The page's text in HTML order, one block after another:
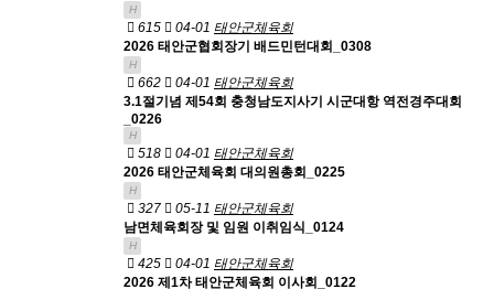
H
615 04-01 태안군체육회
2026 태안군협회장기 배드민턴대회_0308
H
662 04-01 태안군체육회
3.1절기념 제54회 충청남도지사기 시군대항 역전경주대회
_0226
H
518 04-01 태안군체육회
2026 태안군체육회 대의원총회_0225
H
327 05-11 태안군체육회
남면체육회장 및 임원 이취임식_0124
H
425 04-01 태안군체육회
2026 제1차 태안군체육회 이사회_0122